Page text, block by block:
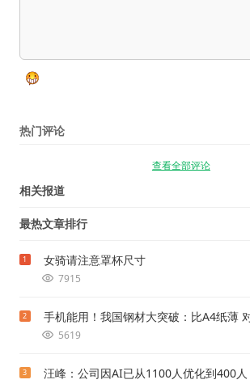
热门评论
查看全部评论
相关报道
最热文章排行
1 女骑请注意罩杯尺寸
7915
2 手机能用！我国钢材大突破：比A4纸薄
5619
3 汪峰：公司因AI已从1100人优化到400